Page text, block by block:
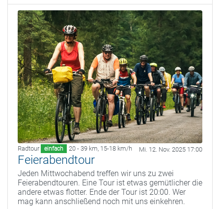
Radtour einfach 20 - 39 km, 15-18 km/h Mi. 12. Nov. 2025 17:00
Feierabendtour
Jeden Mittwochabend treffen wir uns zu zwei
Feierabendtouren. Eine Tour ist etwas gemütlicher die
andere etwas flotter. Ende der Tour ist 20:00. Wer
mag kann anschließend noch mit uns einkehren.